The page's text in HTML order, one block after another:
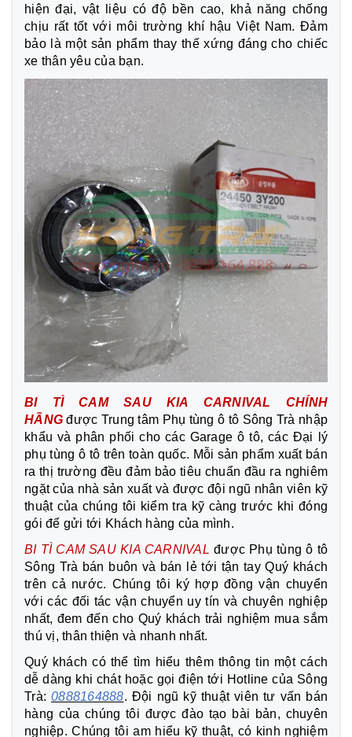
hiện đại, vật liệu có độ bền cao, khả năng chống
chịu rất tốt với môi trường khí hậu Việt Nam. Đảm
bảo là một sản phẩm thay thế xứng đáng cho chiếc
xe thân yêu của bạn.
BI TÌ CAM SAU KIA CARNIVAL CHÍNH
HÃNG được Trung tâm Phụ tùng ô tô Sông Trà nhập
khẩu và phân phối cho các Garage ô tô, các Đại lý
phụ tùng ô tô trên toàn quốc. Mỗi sản phẩm xuất bán
ra thị trường đều đảm bảo tiêu chuẩn đầu ra nghiêm
ngặt của nhà sản xuất và được đội ngũ nhân viên kỹ
thuật của chúng tôi kiểm tra kỹ càng trước khi đóng
gói để gửi tới Khách hàng của mình.
BI TÌ CAM SAU KIA CARNIVAL được Phụ tùng ô tô
Sông Trà bán buôn và bán lẻ tới tận tay Quý khách
trên cả nước. Chúng tôi ký hợp đồng vận chuyển
với các đối tác vận chuyển uy tín và chuyên nghiệp
nhất, đem đến cho Quý khách trải nghiệm mua sắm
thú vị, thân thiện và nhanh nhất.
Quý khách có thể tìm hiểu thêm thông tin một cách
dễ dàng khi chát hoặc gọi điện tới Hotline của Sông
Trà: 0888164888. Đội ngũ kỹ thuật viên tư vấn bán
hàng của chúng tôi được đào tạo bài bản, chuyên
nghiệp. Chúng tôi am hiểu kỹ thuật, có kinh nghiệm